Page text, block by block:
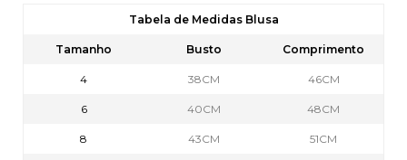
Tabela de Medidas Blusa
Tamanho Busto Comprimento
4 38CM 46CM
6 40CM 48CM
8 43CM 51CM